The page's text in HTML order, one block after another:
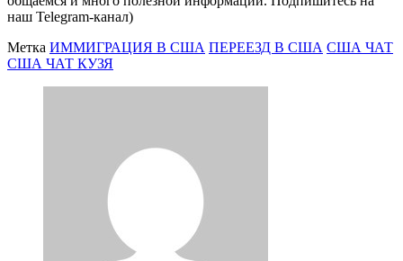
наш Telegram-канал)
Метка ИММИГРАЦИЯ В США ПЕРЕЕЗД В США США ЧАТ
США ЧАТ КУЗЯ